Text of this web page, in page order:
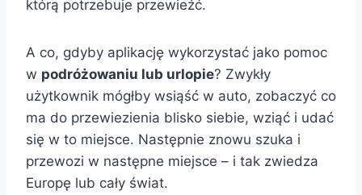
którą potrzebuje przewieźć.
A co, gdyby aplikację wykorzystać jako pomoc
w podróżowaniu lub urlopie? Zwykły
użytkownik mógłby wsiąść w auto, zobaczyć co
ma do przewiezienia blisko siebie, wziąć i udać
się w to miejsce. Następnie znowu szuka i
przewozi w następne miejsce – i tak zwiedza
Europę lub cały świat.